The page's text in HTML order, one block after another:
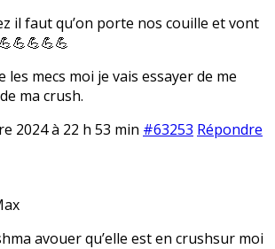
il faut qu’on porte nos couille et vont
les mecs moi je vais essayer de me
ma crush.
2024 à 22 h 53 min #63253 Répondre
avouer qu’elle est en crushsur moi